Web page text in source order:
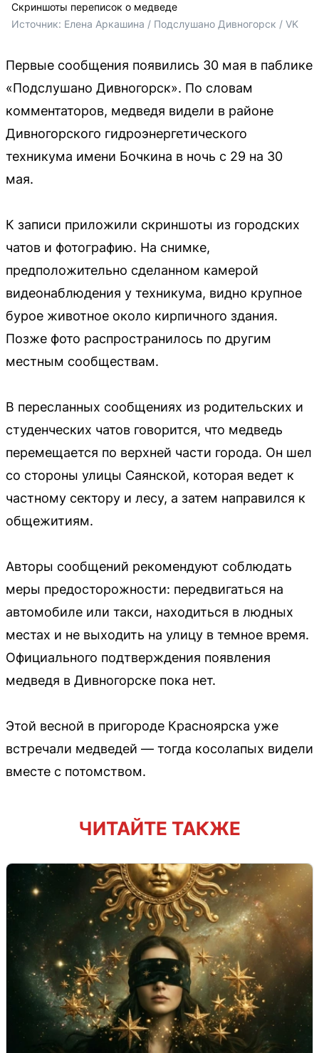
Скриншоты переписок о медведе
Источник: Елена Аркашина / Подслушано Дивногорск / VK
Первые сообщения появились 30 мая в паблике
«Подслушано Дивногорск». По словам
комментаторов, медведя видели в районе
Дивногорского гидроэнергетического
техникума имени Бочкина в ночь с 29 на 30
мая.
К записи приложили скриншоты из городских
чатов и фотографию. На снимке,
предположительно сделанном камерой
видеонаблюдения у техникума, видно крупное
бурое животное около кирпичного здания.
Позже фото распространилось по другим
местным сообществам.
В пересланных сообщениях из родительских и
студенческих чатов говорится, что медведь
перемещается по верхней части города. Он шел
со стороны улицы Саянской, которая ведет к
частному сектору и лесу, а затем направился к
общежитиям.
Авторы сообщений рекомендуют соблюдать
меры предосторожности: передвигаться на
автомобиле или такси, находиться в людных
местах и не выходить на улицу в темное время.
Официального подтверждения появления
медведя в Дивногорске пока нет.
Этой весной в пригороде Красноярска уже
встречали медведей — тогда косолапых видели
вместе с потомством.
ЧИТАЙТЕ ТАКЖЕ